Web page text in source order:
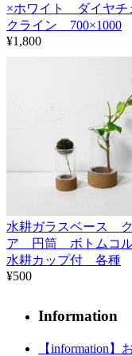
×ホワイト ダイヤチ
クライン 700×1000
¥1,800
水耕ガラスベース
ア 円筒 ボトムコ
水耕カップ付 各種
¥500
Information
【information